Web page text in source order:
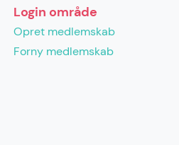
Login område
Opret medlemskab
Forny medlemskab